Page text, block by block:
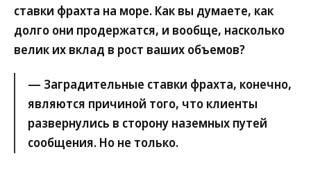
ставки фрахта на море. Как вы думаете, как
долго они продержатся, и вообще, насколько
велик их вклад в рост ваших объемов?
— Заградительные ставки фрахта, конечно,
являются причиной того, что клиенты
развернулись в сторону наземных путей
сообщения. Но не только.